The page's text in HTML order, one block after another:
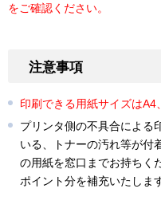
をご確認ください。
注意事項
印刷できる用紙サイズはA4
プリンタ側の不具合による
いる、トナーの汚れ等が付
の用紙を窓口までお持ちく
ポイント分を補充いたしま